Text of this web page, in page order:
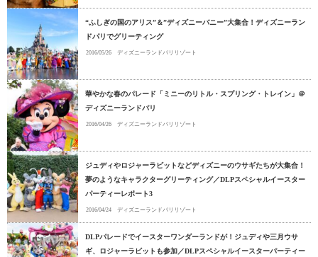
“ふしぎの国のアリス”＆”ディズニーバニー”大集合！ディズニーラン
ドパリでグリーティング
2016/05/26 ディズニーランドパリリゾート
華やかな春のパレード「ミニーのリトル・スプリング・トレイン」＠
ディズニーランドパリ
2016/04/26 ディズニーランドパリリゾート
ジュディやロジャーラビットなどディズニーのウサギたちが大集合！
夢のようなキャラクターグリーティング／DLPスペシャルイースター
パーティーレポート3
2016/04/24 ディズニーランドパリリゾート
DLPパレードでイースターワンダーランドが！ジュディや三月ウサ
ギ、ロジャーラビットも参加／DLPスペシャルイースターパーティー